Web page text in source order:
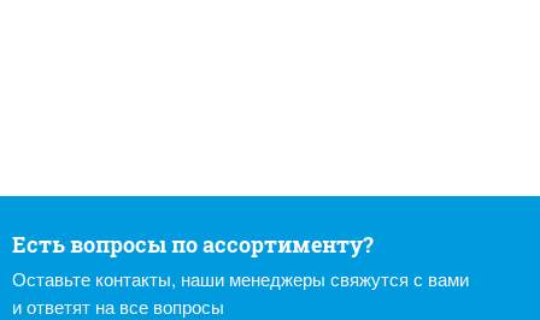
Есть вопросы по ассортименту?
Оставьте контакты, наши менеджеры свяжутся с вами
и ответят на все вопросы